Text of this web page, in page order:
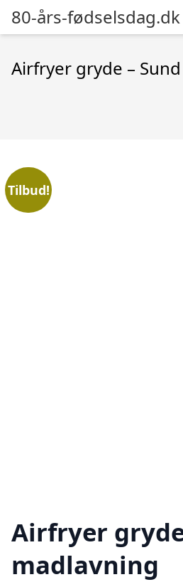
80-års-fødselsdag.dk
Airfryer gryde –
Tilbud!
Airfryer
madlavning